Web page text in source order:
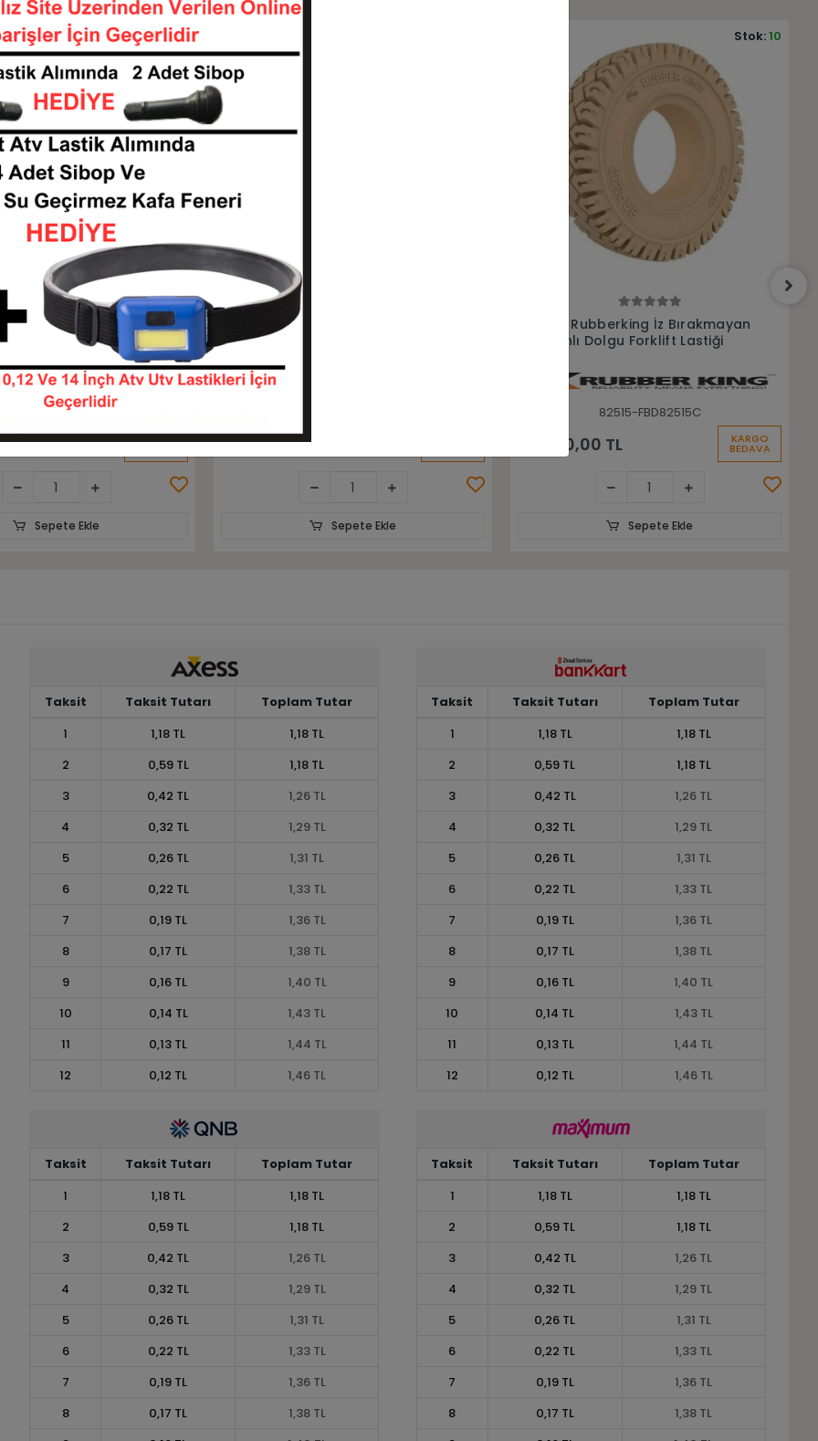
Sepete Ekle
Aırlıft 18pr
Lastiği
82515-HF82515-18
KARGO
Stok:10
Sepete Ekle
8.25-15 Rubberking İz Bırakmayan
Sekmanlı Dolgu Forklift Lastiği
38.880,00 TL
Sepete Ekle
8.25-15 Galaxy Mfs101 Sekmansız
Dolgu Forklift Lastiği
82515-LGX00030
34.472,19 TL KARGO
BEDAVA
Stok:10
Sepete Ekle
Taksit Taksit Tutarı
Toplam Tutar
1
1,18 TL
1,18 TL
2
0,59 TL
1,18 TL
3
0,42 TL
1,26 TL
4
0,32 TL
1,29 TL
5
0,26 TL
1,31 TL
6
0,22 TL
1,33 TL
7
0,19 TL
1,36 TL
8
0,17 TL
1,38 TL
9
0,16 TL
1,40 TL
10
0,14 TL
1,43 TL
11
0,13 TL
1,44 TL
12
0,12 TL 1,46 TL
Taksit Taksit Tutarı
Toplam Tutar
1
1,18 TL
1,18 TL
2
0,59 TL
1,18 TL
3
0,42 TL
1,26 TL
4
0,32 TL
1,29 TL
5
0,26 TL
1,31 TL
6
0,22 TL
1,33 TL
7
0,19 TL
1,36 TL
8
0,17 TL
1,38 TL
9
0,16 TL
1,40 TL
10
0,14 TL
1,43 TL
11
0,13 TL
1,44 TL
12
0,12 TL 1,46 TL
Taksit Taksit Tutarı
Toplam Tutar
1
1,18 TL
1,18 TL
2
0,59 TL
1,18 TL
3
0,42 TL
1,26 TL
4
0,32 TL
1,29 TL
5
0,26 TL
1,31 TL
6
0,22 TL
1,33 TL
7
0,19 TL
1,36 TL
8
0,17 TL
1,38 TL
Taksit Taksit Tutarı
Toplam Tutar
1
1,18 TL
1,18 TL
2
0,59 TL
1,18 TL
3
0,42 TL
1,26 TL
4
0,32 TL
1,29 TL
5
0,26 TL
1,31 TL
6
0,22 TL
1,33 TL
7
0,19 TL
1,36 TL
8
0,17 TL
1,38 TL